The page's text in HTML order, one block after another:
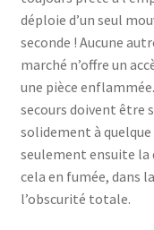
déploie d’un seul
seconde ! Aucune
marché n’offre un
une pièce
secours doivent être
solidement à
seulement ensuite
cela en fumée, dans
l’obscurité totale.